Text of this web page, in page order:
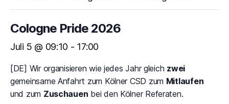
Cologne Pride 2026
Juli 5 @ 09:10 - 17:00
[DE] Wir organisieren wie jedes Jahr gleich zwei
gemeinsame Anfahrt zum Kölner CSD zum Mitlaufen
und zum Zuschauen bei den Kölner Referaten.